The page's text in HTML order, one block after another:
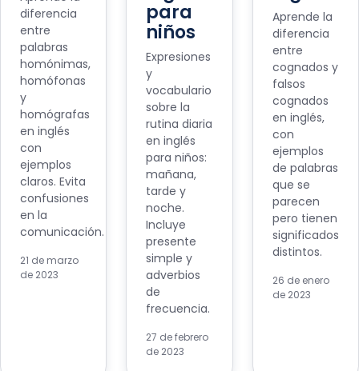
diferencia
entre
palabras
homónimas,
homófonas
y
homógrafas
en inglés
con
ejemplos
claros. Evita
confusiones
en la
comunicación.
21 de marzo
de 2023
para
niños
Expresiones
y
vocabulario
sobre la
rutina diaria
en inglés
para niños:
mañana,
tarde y
noche.
Incluye
presente
simple y
adverbios
de
frecuencia.
27 de febrero
de 2023
Aprende la
diferencia
entre
cognados y
falsos
cognados
en inglés,
con
ejemplos
de palabras
que se
parecen
pero tienen
significados
distintos.
26 de enero
de 2023